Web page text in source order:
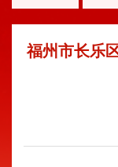
福州市长乐